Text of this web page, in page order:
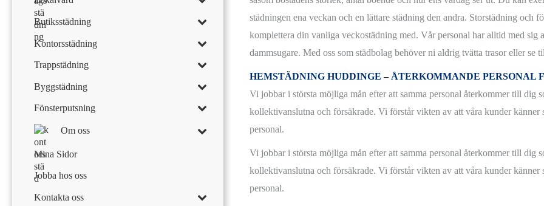
Butiksstädning
Kontorsstädning
Trappstädning
Byggstädning
Fönsterputsning
Om oss
Mina Sidor
Jobba hos oss
Kontakta oss
städningen ena veckan och en lättare städning den andra. Storstädning och
komplettera din vanliga veckostädning med. Vår personal har alltid med sig
dammsugare. Med oss som städbolag behöver ni aldrig tvätta trasor eller se
HEMSTÄDNING HUDDINGE – ÅTERKOMMANDE PERSONAL
Vi jobbar i största möjliga mån efter att samma personal återkommer till dig
kollektivanslutna och försäkrade. Vi förstår vikten av att våra kunder
personal.
Vi jobbar i största möjliga mån efter att samma personal återkommer till dig
kollektivanslutna och försäkrade. Vi förstår vikten av att våra kunder
personal.